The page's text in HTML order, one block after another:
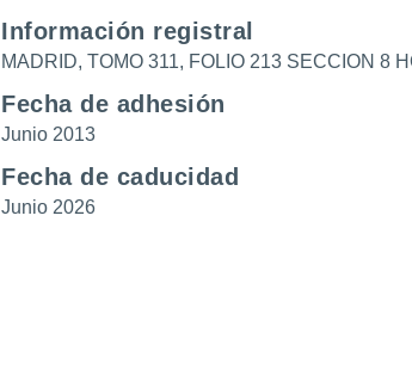
Información registral
MADRID, TOMO 311, FOLIO 213 SECCION 8
Fecha de adhesión
Junio 2013
Fecha de caducidad
Junio 2026